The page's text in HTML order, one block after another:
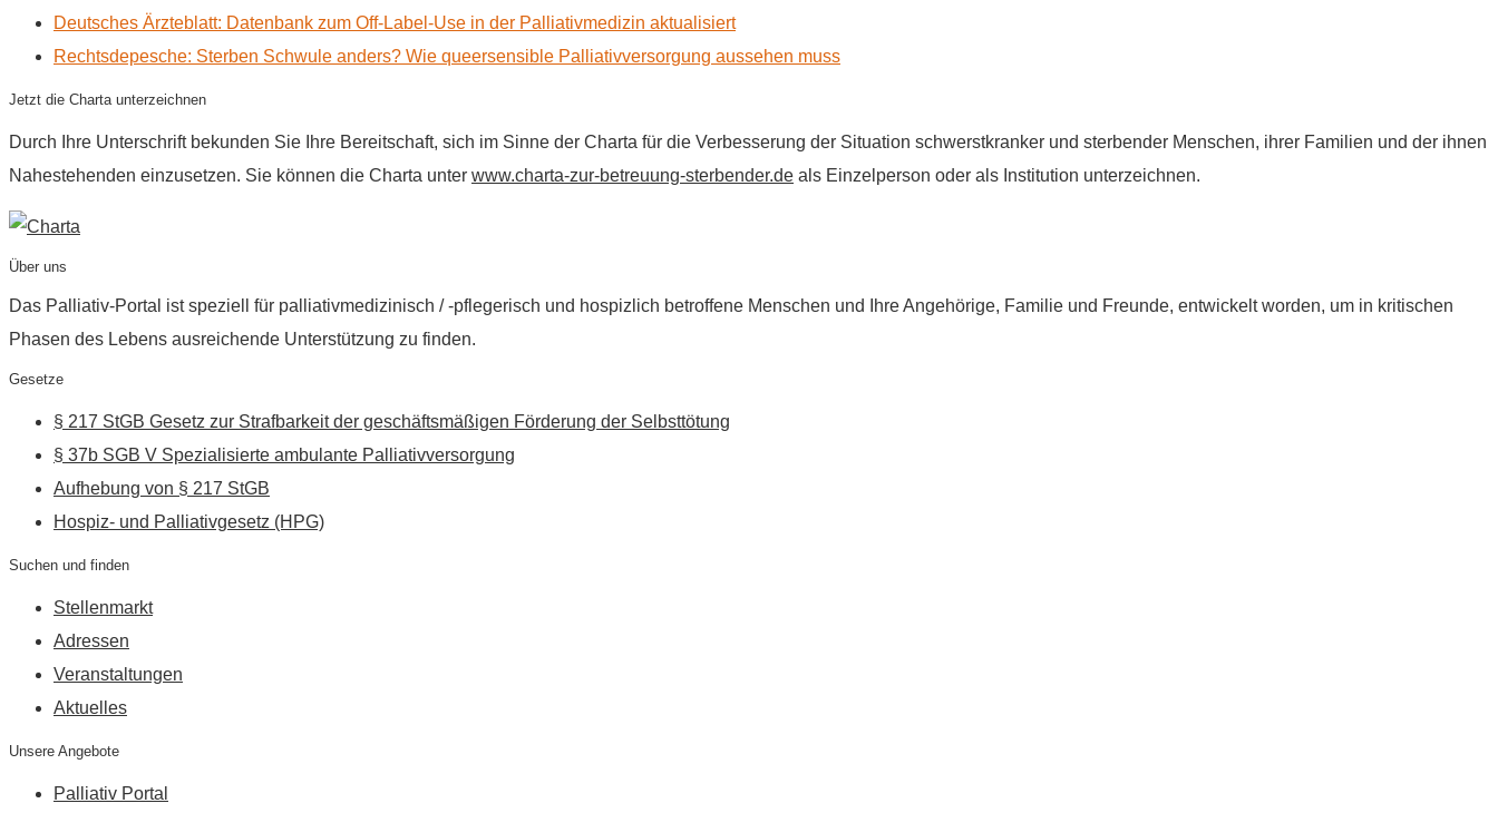
Deutsches Ärzteblatt: Datenbank zum Off-Label-Use in der Palliativmedizin aktualisiert
Rechtsdepesche: Sterben Schwule anders? Wie queersensible Palliativversorgung aussehen muss
Jetzt die Charta unterzeichnen
Durch Ihre Unterschrift bekunden Sie Ihre Bereitschaft, sich im Sinne der Charta für die Verbesserung der Situation schwerstkranker und sterbender Menschen, ihrer Familien und der ihnen
Nahestehenden einzusetzen. Sie können die Charta unter www.charta-zur-betreuung-sterbender.de als Einzelperson oder als Institution unterzeichnen.
Über uns
Das Palliativ-Portal ist speziell für palliativmedizinisch / -pflegerisch und hospizlich betroffene Menschen und Ihre Angehörige, Familie und Freunde, entwickelt worden, um in kritischen
Phasen des Lebens ausreichende Unterstützung zu finden.
Gesetze
§ 217 StGB Gesetz zur Strafbarkeit der geschäftsmäßigen Förderung der Selbsttötung
§ 37b SGB V Spezialisierte ambulante Palliativversorgung
Aufhebung von § 217 StGB
Hospiz- und Palliativgesetz (HPG)
Suchen und finden
Stellenmarkt
Adressen
Veranstaltungen
Aktuelles
Unsere Angebote
Palliativ Portal